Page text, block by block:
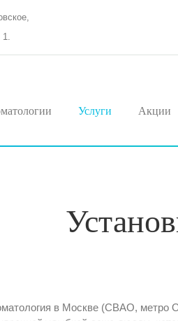
1.
Услуги Акции
в Москве (СВАО, метро